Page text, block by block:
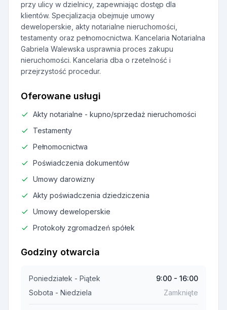
przy ulicy w dzielnicy, zapewniając dostęp dla
klientów. Specjalizacja obejmuje umowy
deweloperskie, akty notarialne nieruchomości,
testamenty oraz pełnomocnictwa. Kancelaria Notarialna
Gabriela Walewska usprawnia proces zakupu
nieruchomości. Kancelaria dba o rzetelność i
przejrzystość procedur.
Oferowane usługi
Akty notarialne - kupno/sprzedaż nieruchomości
Testamenty
Pełnomocnictwa
Poświadczenia dokumentów
Umowy darowizny
Akty poświadczenia dziedziczenia
Umowy deweloperskie
Protokoły zgromadzeń spółek
Godziny otwarcia
Poniedziałek - Piątek
9:00 - 16:00
Sobota - Niedziela
Zamknięte